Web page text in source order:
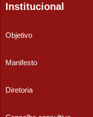
Institucional
Objetivo
Manifesto
Diretoria